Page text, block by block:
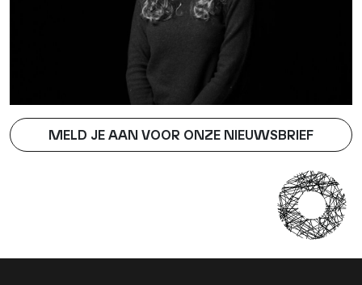
MELD JE AAN VOOR ONZE NIEUWSBRIEF